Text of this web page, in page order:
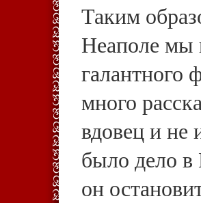
Таким
Неаполе мы
галантного
много
вдовец и не
было дело в
он